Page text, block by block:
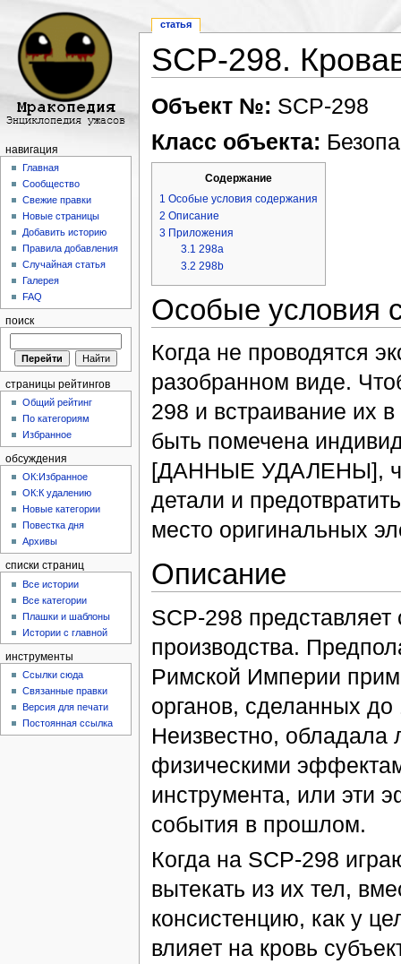
SCP-298.
Объект №: SCP-298
Класс объекта:
Содержание
1 Особые условия содержания
2 Описание
3 Приложения
3.1 298a
3.2 298b
Особые условия
Когда не проводятся
разобранном виде.
298 и встраивание их
быть помечена
[ДАННЫЕ УДАЛЕНЫ],
детали и
место оригинальных
Описание
SCP-298
производства.
Римской Империи
органов, сделанных до
Неизвестно,
физическими
инструмента, или эти
события в прошлом.
Когда на SCP-298
вытекать из их тел,
консистенцию, как у
влияет на кровь
статья
навигация
Главная
Сообщество
Свежие правки
Новые страницы
Добавить историю
Правила добавления
Случайная статья
Галерея
FAQ
поиск
страницы рейтингов
Общий рейтинг
По категориям
Избранное
обсуждения
ОК:Избранное
ОК:К удалению
Новые категории
Повестка дня
Архивы
списки страниц
Все истории
Все категории
Плашки и шаблоны
Истории с главной
инструменты
Ссылки сюда
Связанные правки
Версия для печати
Постоянная ссылка